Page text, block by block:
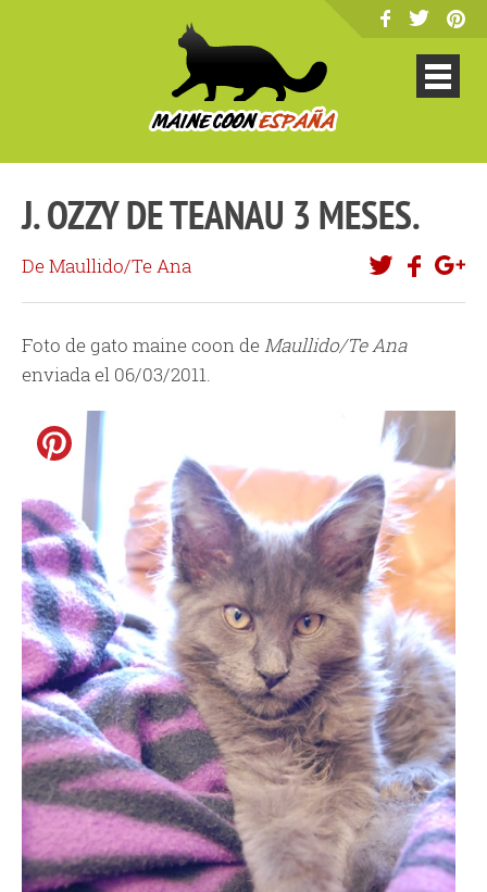
J. OZZY DE TEANAU 3 MESES.
De Maullido/Te Ana
Foto de gato maine coon deMaullido/Te Ana
enviada el 06/03/2011.